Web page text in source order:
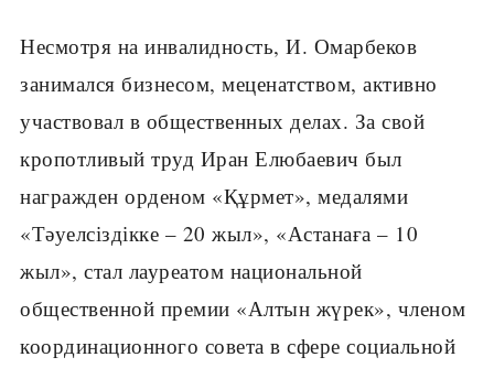
Несмотря на инвалидность, И. Омарбеков
занимался бизнесом, меценатством, активно
участвовал в общественных делах. За свой
кропотливый труд Иран Елюбаевич был
награжден орденом «Құрмет», медалями
«Тәуелсіздікке – 20 жыл», «Астанаға – 10
жыл», стал лауреатом национальной
общественной премии «Алтын жүрек», членом
координационного совета в сфере социальной